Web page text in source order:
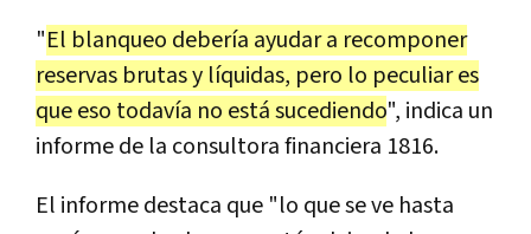
"El blanqueo debería ayudar a recomponer
reservas brutas y líquidas, pero lo peculiar es
que eso todavía no está sucediendo", indica un
informe de la consultora financiera 1816.
El informe destaca que "lo que se ve hasta